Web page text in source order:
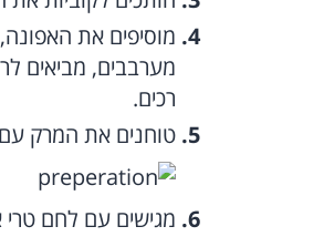
רכים.
טוחנים את המרק
מגישים עם לחם טרי